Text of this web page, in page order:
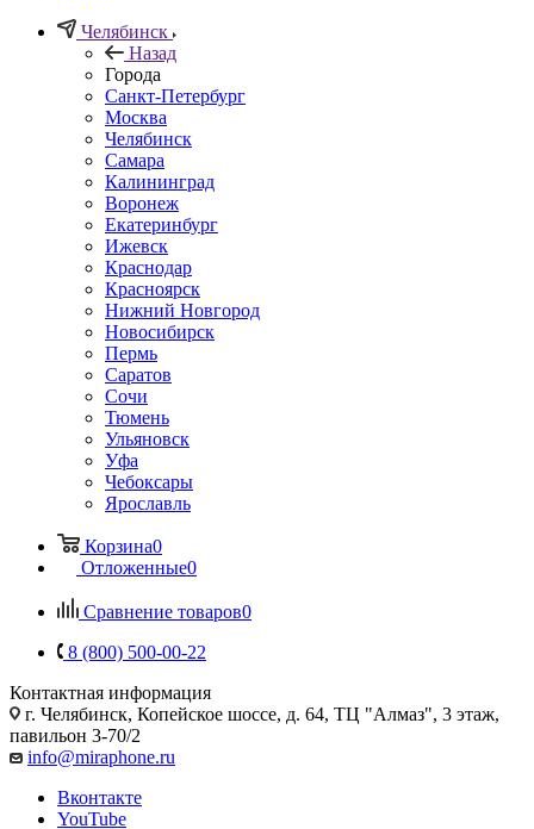
Челябинск
Назад
Города
Санкт-Петербург
Москва
Челябинск
Самара
Калининград
Воронеж
Екатеринбург
Ижевск
Краснодар
Красноярск
Нижний Новгород
Новосибирск
Пермь
Саратов
Сочи
Тюмень
Ульяновск
Уфа
Чебоксары
Ярославль
Корзина0
Отложенные0
Сравнение товаров0
8 (800) 500-00-22
Контактная информация
г. Челябинск, Копейское шоссе, д. 64, ТЦ "Алмаз", 3 этаж,
павильон 3-70/2
info@miraphone.ru
Вконтакте
YouTube